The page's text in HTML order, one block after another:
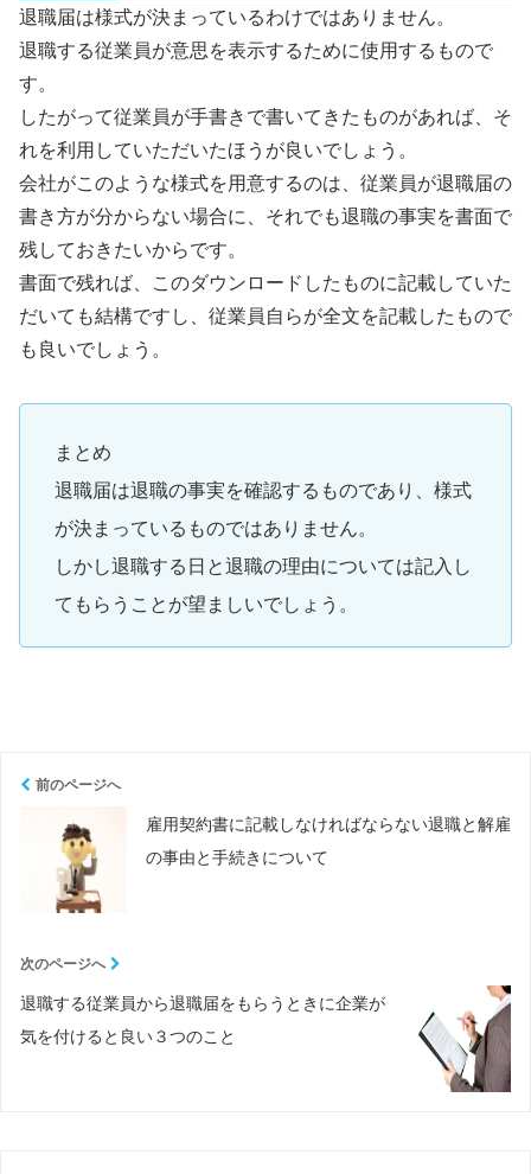
退職届は様式が決まっているわけではありません。
退職する従業員が意思を表示するために使用するもので
す。
したがって従業員が手書きで書いてきたものがあれば、そ
れを利用していただいたほうが良いでしょう。
会社がこのような様式を用意するのは、従業員が退職届の
書き方が分からない場合に、それでも退職の事実を書面で
残しておきたいからです。
書面で残れば、このダウンロードしたものに記載していた
だいても結構ですし、従業員自らが全文を記載したもので
も良いでしょう。
まとめ
退職届は退職の事実を確認するものであり、様式
が決まっているものではありません。
しかし退職する日と退職の理由については記入し
てもらうことが望ましいでしょう。
前のページへ
雇用契約書に記載しなければならない退職と解雇
の事由と手続きについて
次のページへ
退職する従業員から退職届をもらうときに企業が
気を付けると良い３つのこと